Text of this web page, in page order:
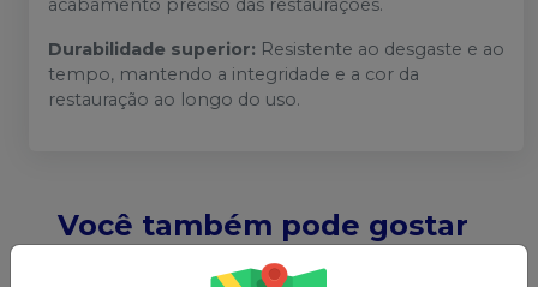
acabamento preciso das restaurações.
Durabilidade superior: Resistente ao desgaste e ao
tempo, mantendo a integridade e a cor da
restauração ao longo do uso.
Você também pode gostar